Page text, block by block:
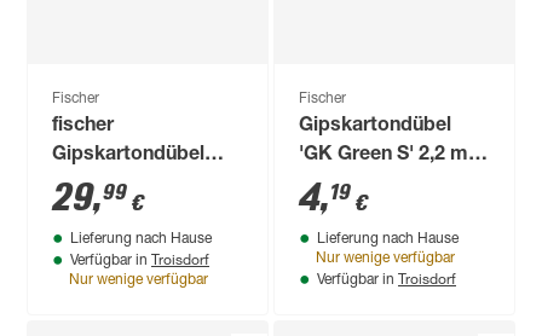
Fischer
fischer
Gipskartondübel
Metall GKM 100
Stück
29,99 €
Lieferung nach Hause
Verfügbar in Troisdorf
Nur wenige verfügbar
Fischer
Gipskartondübel
'GK Green S' 2,2 mm
5 Stück
4,19 €
Lieferung nach Hause
Nur wenige verfügbar
Verfügbar in Troisdorf